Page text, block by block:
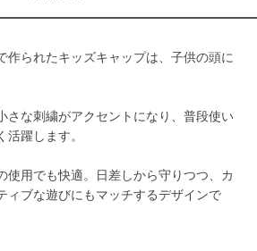
作られたキッズキャップは、子供の頭に
さな刺繍がアクセントになり、普段使い
躍します。
使用でも快適。日差しから守りつつ、カ
ィブな遊びにもマッチするデザインで